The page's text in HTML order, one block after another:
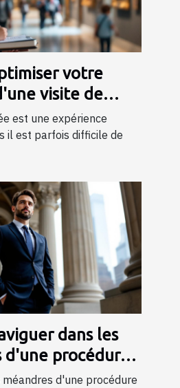
votre
visite de
est une expérience
il est parfois difficile de
dans les
d'une procédure
d'une procédure